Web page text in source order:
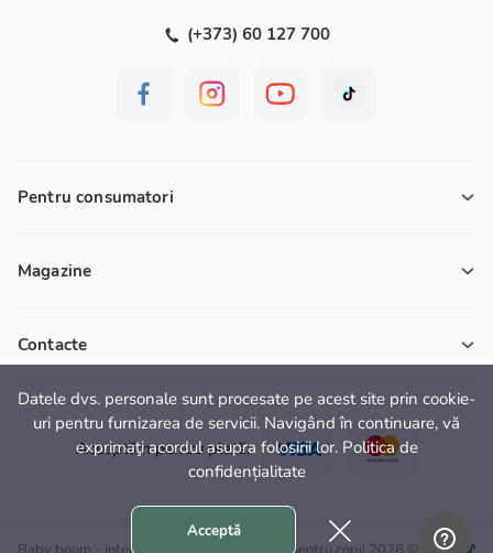
(+373) 60 127 700
Pentru consumatori
Magazine
Contacte
Acceptăm pentru plată:
Datele dvs. personale sunt procesate pe acest site prin cookie-
uri pentru furnizarea de servicii. Navigând în continuare, vă
exprimaţi acordul asupra folosirii lor. Politica de
confidențialitate
Acceptă